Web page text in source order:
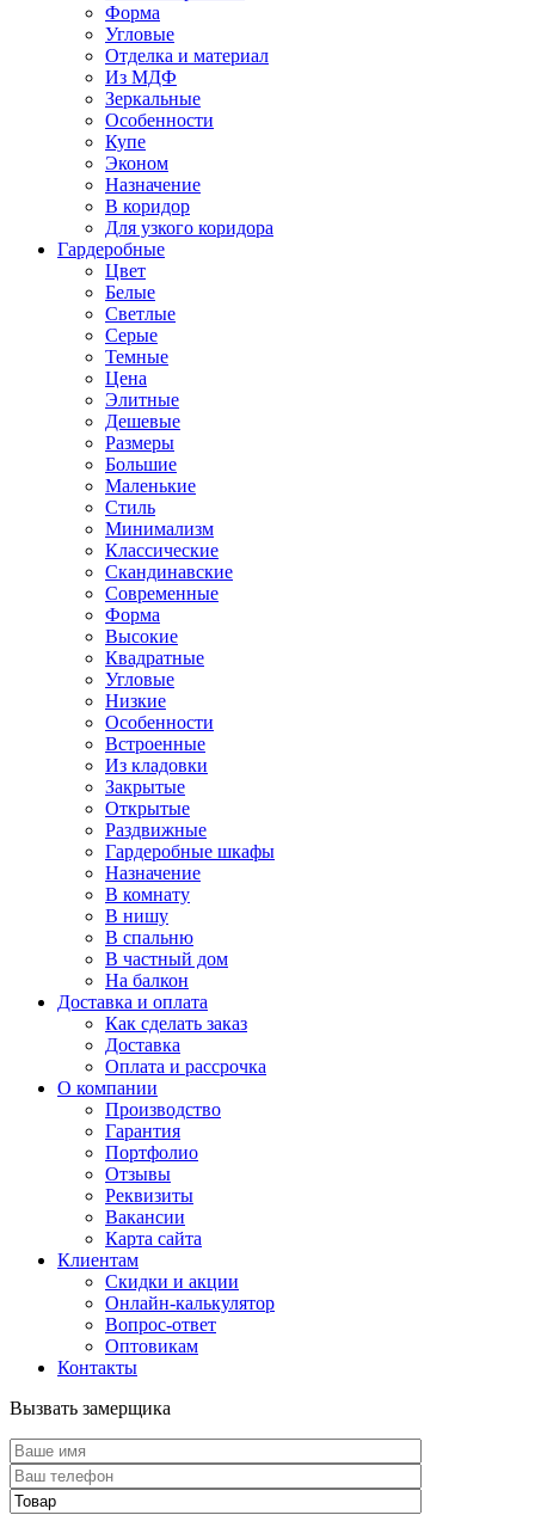
Форма
Угловые
Отделка и материал
Из МДФ
Зеркальные
Особенности
Купе
Эконом
Назначение
В коридор
Для узкого коридора
Гардеробные
Цвет
Белые
Светлые
Серые
Темные
Цена
Элитные
Дешевые
Размеры
Большие
Маленькие
Стиль
Минимализм
Классические
Скандинавские
Современные
Форма
Высокие
Квадратные
Угловые
Низкие
Особенности
Встроенные
Из кладовки
Закрытые
Открытые
Раздвижные
Гардеробные шкафы
Назначение
В комнату
В нишу
В спальню
В частный дом
На балкон
Доставка и оплата
Как сделать заказ
Доставка
Оплата и рассрочка
О компании
Производство
Гарантия
Портфолио
Отзывы
Реквизиты
Вакансии
Карта сайта
Клиентам
Скидки и акции
Онлайн-калькулятор
Вопрос-ответ
Оптовикам
Контакты
Вызвать замерщика